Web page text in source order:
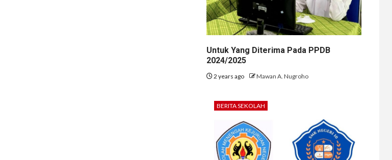
Untuk Yang Diterima Pada PPDB
2024/2025
2 years ago Mawan A. Nugroho
BERITA SEKOLAH